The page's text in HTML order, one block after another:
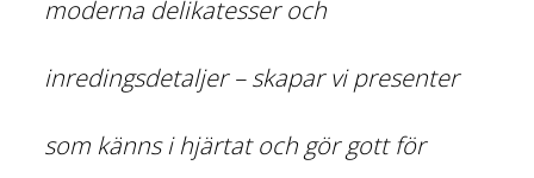
moderna delikatesser och
inredingsdetaljer – skapar vi presenter
som känns i hjärtat och gör gott för